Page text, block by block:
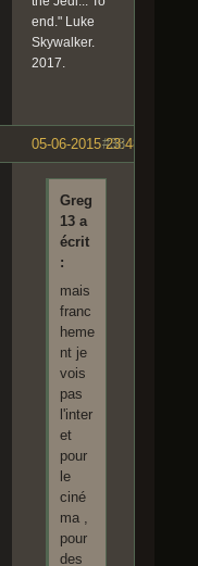
end." Luke
Skywalker.
2017.
#38
05-06-2015 23:48:07
Greg
13 a
écrit
:
mais
franc
heme
nt je
vois
pas
l'inter
et
pour
le
ciné
ma ,
pour
des